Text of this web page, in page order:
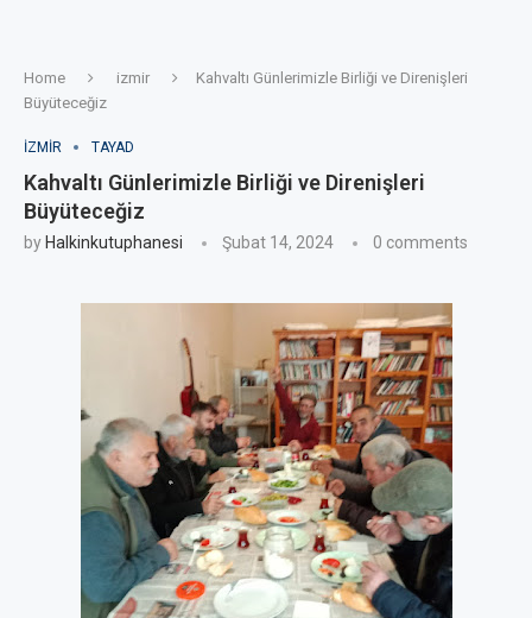
Home izmir
Kahvaltı Günlerimizle Birliği ve Direnişleri
Büyüteceğiz
IZMIR TAYAD
Kahvaltı Günlerimizle Birliği ve Direnişleri
Büyüteceğiz
by Halkinkutuphanesi Şubat 14, 2024 0 comments